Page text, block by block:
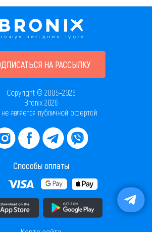
НА РАССЫЛКУ
Copyright © 2005–2026
Bronix 2026
является публичной офертой
Способы оплаты
Скачать приложение в AppStore Скачать приложение в PlayMarket